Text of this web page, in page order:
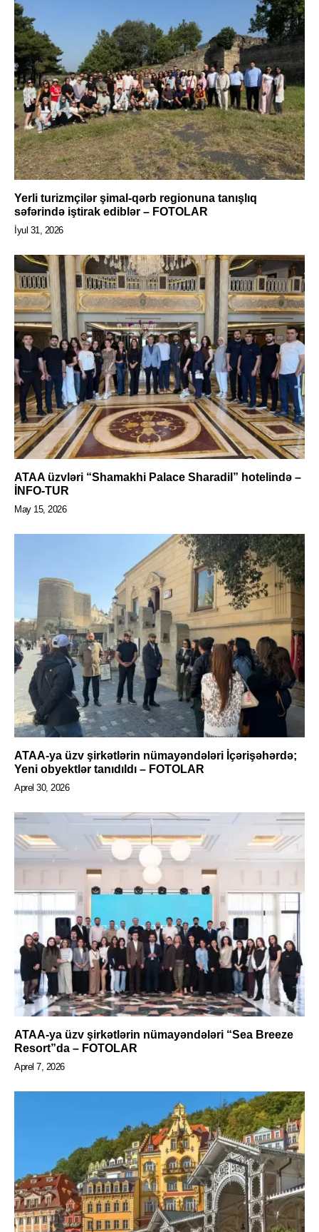
Yerli turizmçilər şimal-qərb regionuna tanışlıq
səfərində iştirak ediblər – FOTOLAR
İyul 31, 2026
ATAA üzvləri “Shamakhi Palace Sharadil” hotelində –
İNFO-TUR
May 15, 2026
ATAA-ya üzv şirkətlərin nümayəndələri İçərişəhərdə;
Yeni obyektlər tanıdıldı – FOTOLAR
Aprel 30, 2026
ATAA-ya üzv şirkətlərin nümayəndələri “Sea Breeze
Resort”da – FOTOLAR
Aprel 7, 2026